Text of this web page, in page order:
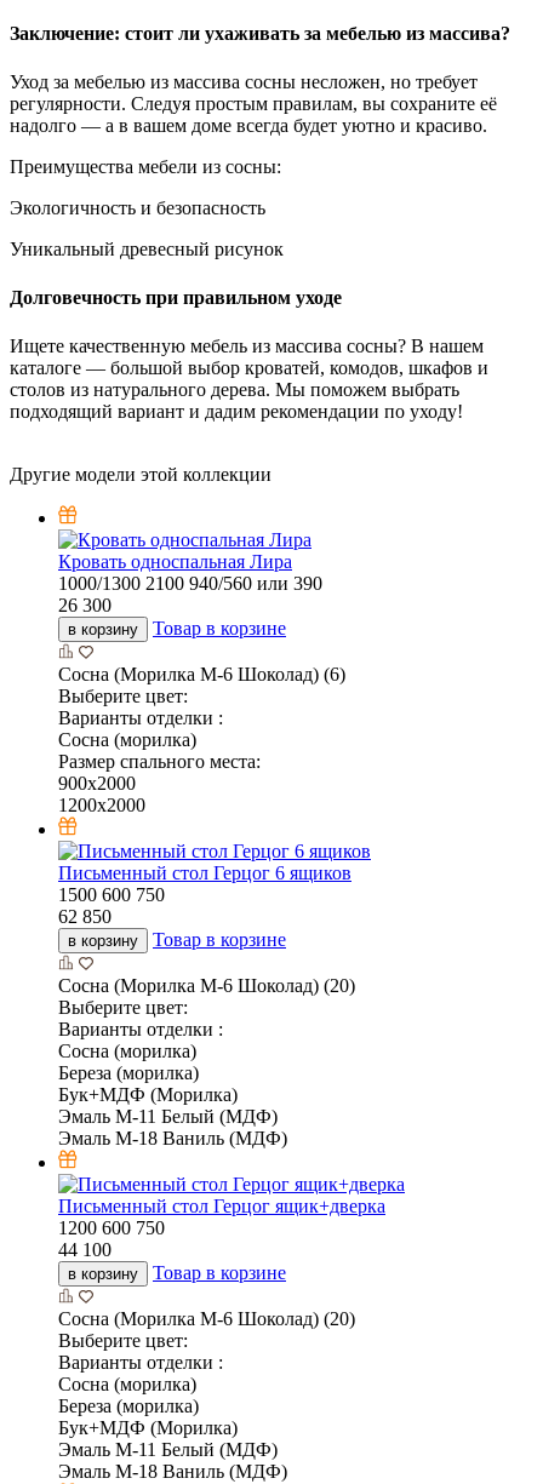
Заключение: стоит ли ухаживать за мебелью из массива?
Уход за мебелью из массива сосны несложен, но требует
регулярности. Следуя простым правилам, вы сохраните её
надолго — а в вашем доме всегда будет уютно и красиво.
Преимущества мебели из сосны:
Экологичность и безопасность
Уникальный древесный рисунок
Долговечность при правильном уходе
Ищете качественную мебель из массива сосны? В нашем
каталоге — большой выбор кроватей, комодов, шкафов и
столов из натурального дерева. Мы поможем выбрать
подходящий вариант и дадим рекомендации по уходу!
Другие модели этой коллекции
Кровать односпальная Лира
1000/1300 2100 940/560 или 390
26 300
в корзину Товар в корзине
Сосна (Морилка М-6 Шоколад) (6)
Выберите цвет:
Варианты отделки :
Сосна (морилка)
Размер спального места:
900х2000
1200х2000
Письменный стол Герцог 6 ящиков
1500 600 750
62 850
в корзину Товар в корзине
Сосна (Морилка М-6 Шоколад) (20)
Выберите цвет:
Варианты отделки :
Сосна (морилка)
Береза (морилка)
Бук+МДФ (Морилка)
Эмаль М-11 Белый (МДФ)
Эмаль М-18 Ваниль (МДФ)
Письменный стол Герцог ящик+дверка
1200 600 750
44 100
в корзину Товар в корзине
Сосна (Морилка М-6 Шоколад) (20)
Выберите цвет:
Варианты отделки :
Сосна (морилка)
Береза (морилка)
Бук+МДФ (Морилка)
Эмаль М-11 Белый (МДФ)
Эмаль М-18 Ваниль (МДФ)